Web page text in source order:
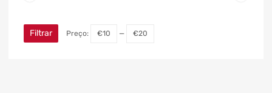
Filtrar Preço: €10 — €20